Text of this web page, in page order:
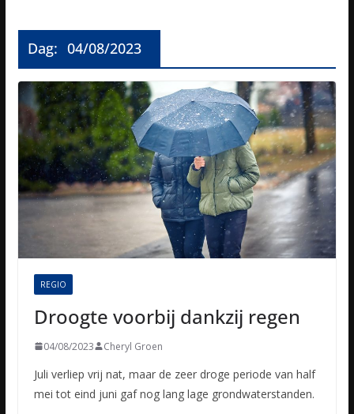
Dag: 04/08/2023
REGIO
Droogte voorbij dankzij regen
04/08/2023 Cheryl Groen
Juli verliep vrij nat, maar de zeer droge periode van half
mei tot eind juni gaf nog lang lage grondwaterstanden.